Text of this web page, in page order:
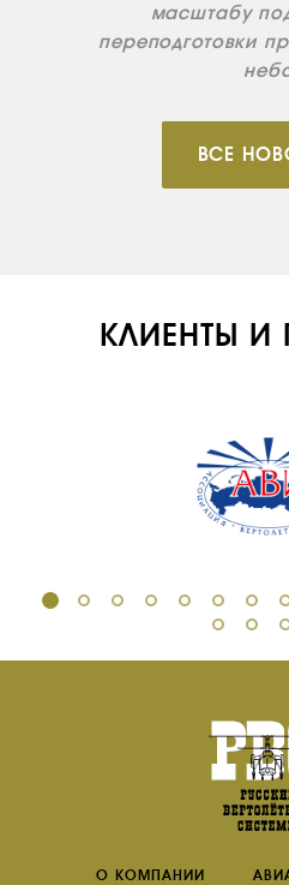
масштабу
переподготовки
ВСЕ
КЛИЕНТЫ И
О КОМПАНИИ